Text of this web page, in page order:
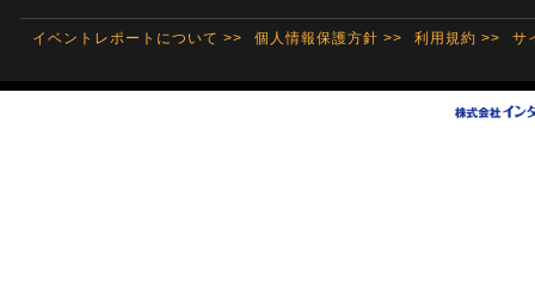
イベントレポートについて >> 個人情報保護方針 >> 利用規約 >> サ